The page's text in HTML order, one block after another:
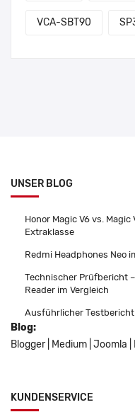
VCA-SBT90
UNSER BLOG
Honor Magic V6 vs.
Extraklasse
Redmi Headphones Neo
Technischer Prüfbericht
Reader im Vergleich
Ausführlicher Testbericht
Blog:
Blogger
Medium Joomla
KUNDENSERVICE